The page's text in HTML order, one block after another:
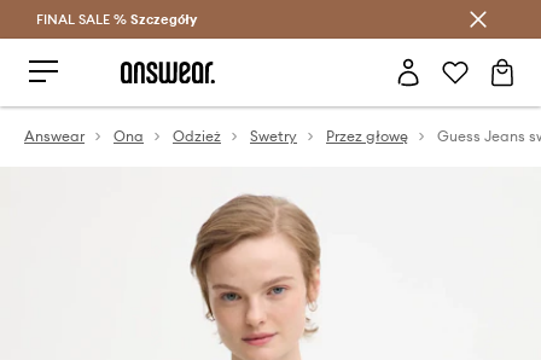
Oszczędzaj z Answear Club >
FINAL SALE % Szczegóły
Answear Ona Odzież Swetry Przez głowę